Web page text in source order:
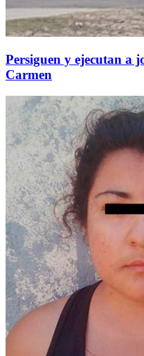
Persiguen y ejecutan a
Carmen